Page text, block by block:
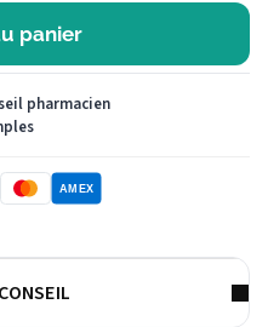
panier
pharmacien
AMEX